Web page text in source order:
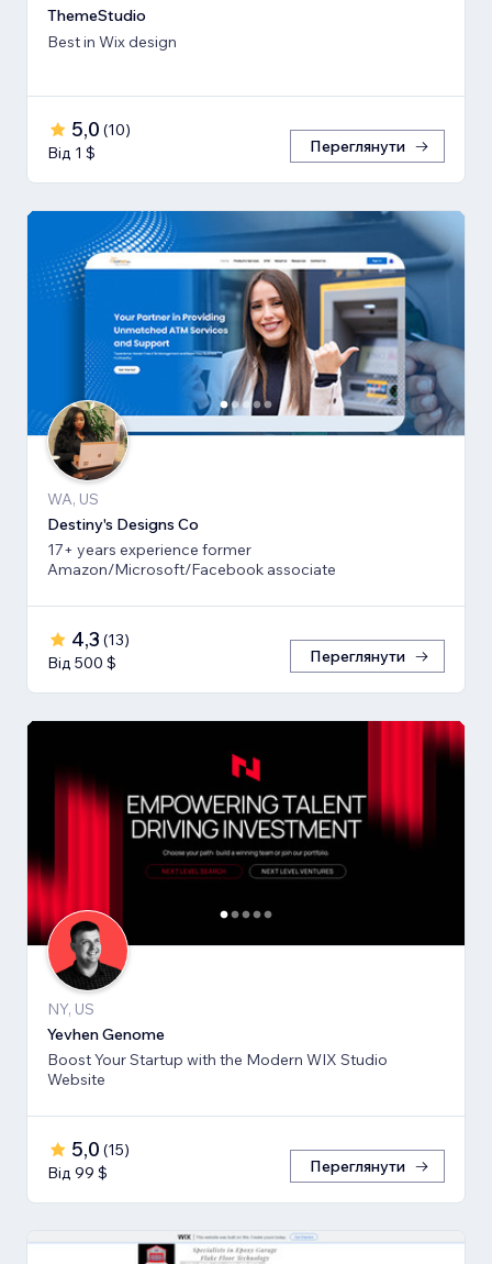
ThemeStudio
Best in Wix design
5,0 (10)
Від 1 $
Переглянути
WA, US
Destiny's Designs Co
17+ years experience former
Amazon/Microsoft/Facebook associate
4,3 (13)
Від 500 $
Переглянути
NY, US
Yevhen Genome
Boost Your Startup with the Modern WIX Studio
Website
5,0 (15)
Від 99 $
Переглянути